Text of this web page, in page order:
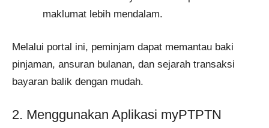
maklumat lebih mendalam.
Melalui portal ini, peminjam dapat memantau baki
pinjaman, ansuran bulanan, dan sejarah transaksi
bayaran balik dengan mudah.
2. Menggunakan Aplikasi myPTPTN